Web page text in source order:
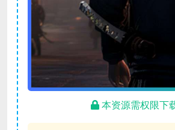
本资源需权限下